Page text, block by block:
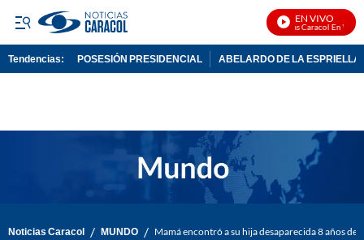
EN VIVO
Noticias Caracol En Vivo
Tendencias: POSESIÓN PRESIDENCIAL ABELARDO DE LA ESPRIELLA
Noticias Caracol / MUNDO / Mamá encontró a su hija desaparecida 8 años